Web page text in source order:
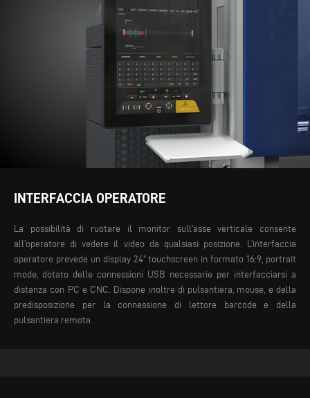
INTERFACCIA OPERATORE
La possibilità di ruotare il monitor sull'asse verticale consente
all'operatore di vedere il video da qualsiasi posizione. L’interfaccia
operatore prevede un display 24" touchscreen in formato 16:9, portrait
mode, dotato delle connessioni USB necessarie per interfacciarsi a
distanza con PC e CNC. Dispone inoltre di pulsantiera, mouse, e della
predisposizione per la connessione di lettore barcode e della
pulsantiera remota.